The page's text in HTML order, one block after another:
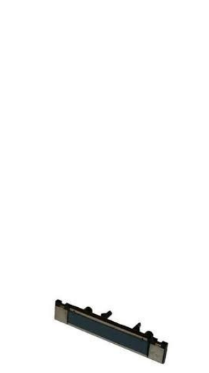
UPOREDI